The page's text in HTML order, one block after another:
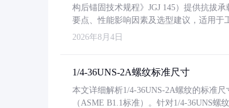
构后锚固技术规程》JGJ 145）提供抗拔
要点、性能影响因素及选型建议，适用于
2026年8月4日
1/4-36UNS-2A螺纹标准尺寸
本文详细解析1/4-36UNS-2A螺纹的标准
（ASME B1.1标准）。针对1/4-36UNS